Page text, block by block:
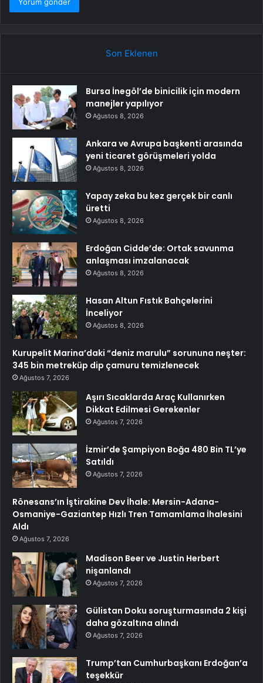
Son Eklenen
Bursa İnegöl’de binicilik için modern
manejler yapılıyor
Ağustos 8, 2026
Ankara ve Avrupa başkenti arasında
yeni ticaret görüşmeleri yolda
Ağustos 8, 2026
Yapay zeka bu kez gerçek bir canlı
üretti
Ağustos 8, 2026
Erdoğan Cidde’de: Ortak savunma
anlaşması imzalanacak
Ağustos 8, 2026
Hasan Altun Fıstık Bahçelerini
İnceliyor
Ağustos 8, 2026
Kurupelit Marina’daki “deniz marulu” sorununa neşter:
345 bin metreküp dip çamuru temizlenecek
Ağustos 7, 2026
Aşırı Sıcaklarda Araç Kullanırken
Dikkat Edilmesi Gerekenler
Ağustos 7, 2026
İzmir’de Şampiyon Boğa 480 Bin TL’ye
Satıldı
Ağustos 7, 2026
Rönesans’ın İştirakine Dev İhale: Mersin-Adana-
Osmaniye-Gaziantep Hızlı Tren Tamamlama İhalesini
Aldı
Ağustos 7, 2026
Madison Beer ve Justin Herbert
nişanlandı
Ağustos 7, 2026
Gülistan Doku soruşturmasında 2 kişi
daha gözaltına alındı
Ağustos 7, 2026
Trump’tan Cumhurbaşkanı Erdoğan’a
teşekkür